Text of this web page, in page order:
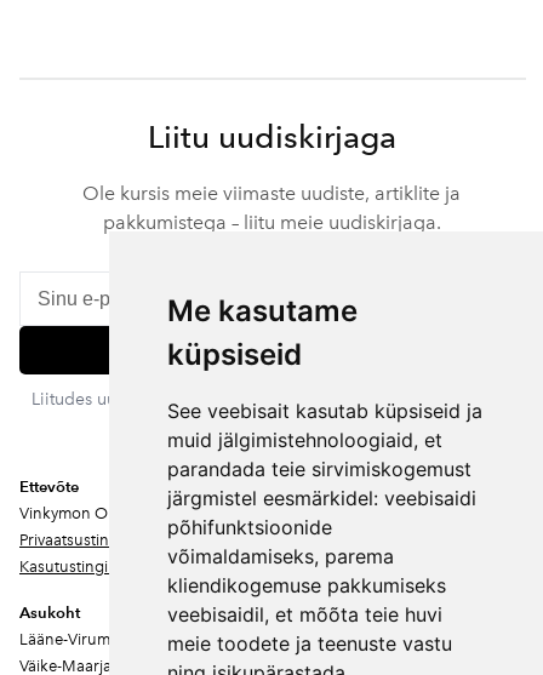
Me kasutame
küpsiseid
See veebisait kasutab küpsiseid ja
muid jälgimistehnoloogiaid, et
parandada teie sirvimiskogemust
järgmistel eesmärkidel: veebisaidi
põhifunktsioonide
võimaldamiseks, parema
kliendikogemuse pakkumiseks
veebisaidil, et mõõta teie huvi
meie toodete ja teenuste vastu
Liitu uudiskirjaga
Ole kursis meie viimaste uudiste, artiklite ja
pakkumistega – liitu meie uudiskirjaga.
Liitu
Liitudes uudiskirjaga nõustud meie privaatsustingimustega. Sa
võid igal ajal tellimuse tühistada.
Ettevõte
Vinkymon OÜ
Privaatsustingimused
Kasutustingimused
Asukoht
Lääne-Virumaa
Väike-Maarja vald